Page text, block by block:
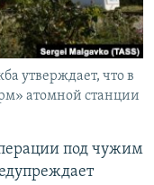
утверждает, что в
атомной станции
под чужим